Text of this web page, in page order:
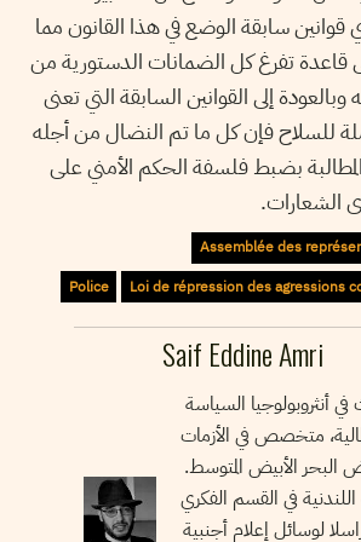
أي قوانين سابقة الوضع في هذا القانون مما
قاعدة تفرغ كل الضمانات الدستورية من
إلى القوانين السابقة التي تعنى
للسلاح فإن كل ما تم النضال من أجله
بضبط فلسفة الحكم الأمني على
الشعارات.
Assemblée des
Loi de répression des agressions
Police
Saif Eddine Amri
أنثروبولوجيا السياسة
متخصص في الأزمات
البحر الأبيض المتوسط.
في القسم الفكري
لوسائل إعلام أجنبية